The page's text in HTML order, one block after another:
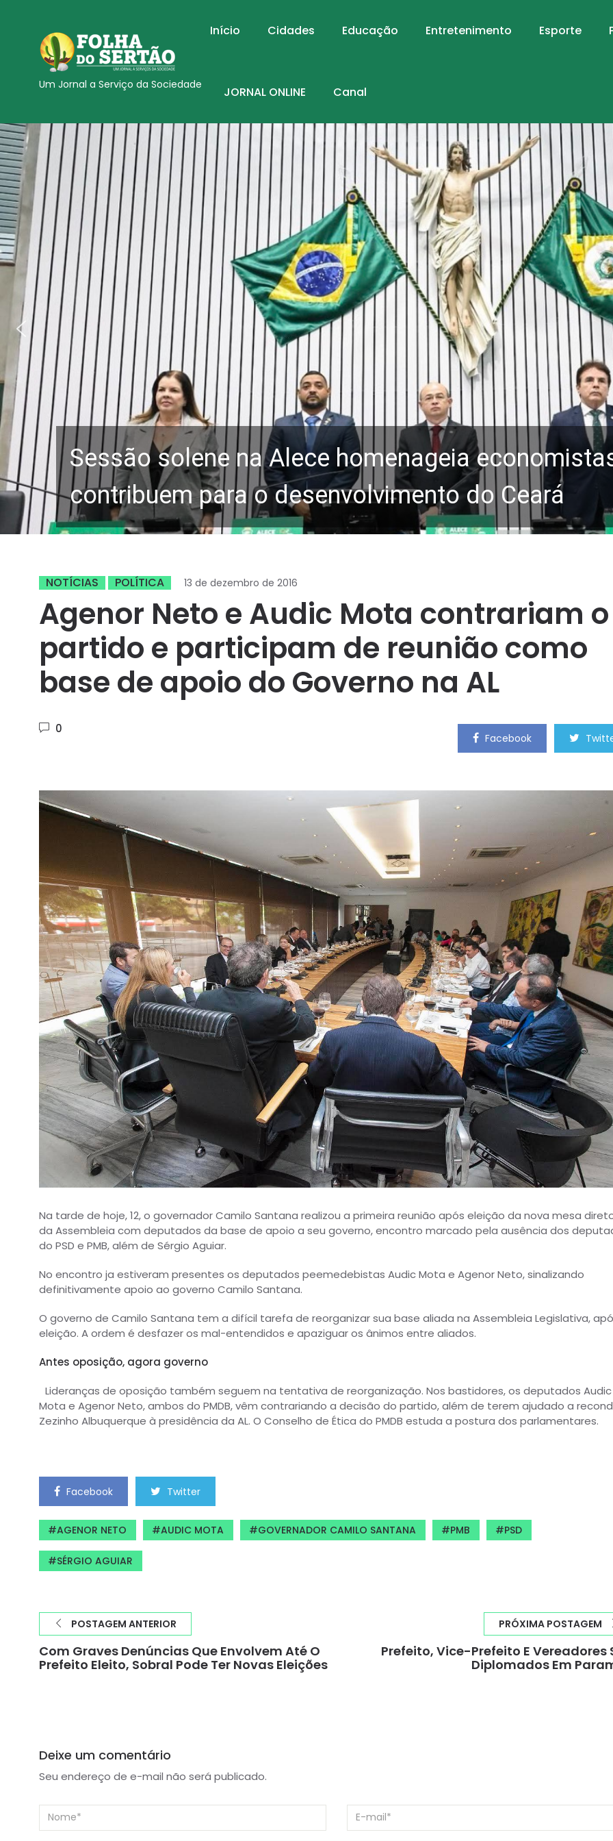
Um Jornal a Serviço da Sociedade
Início Cidades Educação Entretenimento Esporte
JORNAL ONLINE Canal
Sessão solene na Alece homenageia
contribuem para o desenvolvimento do Ceará
NOTÍCIAS POLÍTICA 13 de dezembro de 2016
Agenor Neto e Audic Mota contrariam o
partido e participam de reunião como
base de apoio do Governo na AL
0
Facebook
Na tarde de hoje, 12, o governador Camilo Santana realizou a primeira reunião após eleição da nova mesa
da Assembleia com deputados da base de apoio a seu governo, encontro marcado pela ausência dos
do PSD e PMB, além de Sérgio Aguiar.
No encontro ja estiveram presentes os deputados peemedebistas Audic Mota e Agenor Neto, sinalizando
definitivamente apoio ao governo Camilo Santana.
O governo de Camilo Santana tem a difícil tarefa de reorganizar sua base aliada na Assembleia Legislativa,
eleição. A ordem é desfazer os mal-entendidos e apaziguar os ânimos entre aliados.
Antes oposição, agora governo
Lideranças de oposição também seguem na tentativa de reorganização. Nos bastidores, os deputados Audic
Mota e Agenor Neto, ambos do PMDB, vêm contrariando a decisão do partido, além de terem ajudado a
Zezinho Albuquerque à presidência da AL. O Conselho de Ética do PMDB estuda a postura dos parlamentares.
Facebook Twitter
AGENOR NETO AUDIC MOTA GOVERNADOR CAMILO SANTANA PMB PSD
SÉRGIO AGUIAR
POSTAGEM ANTERIOR
Com Graves Denúncias Que Envolvem Até O
Prefeito Eleito, Sobral Pode Ter Novas Eleições
PRÓXIMA POSTAGEM
Prefeito, Vice-Prefeito E Vereadores
Diplomados Em
Deixe um comentário
Seu endereço de e-mail não será publicado.